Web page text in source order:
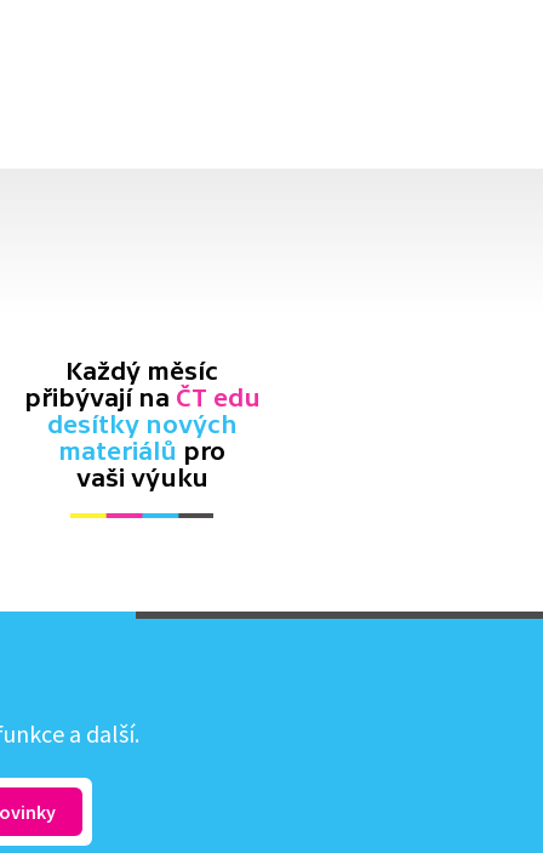
Každý měsíc
přibývají na ČT edu
desítky nových
materiálů pro
vaši výuku
a další.